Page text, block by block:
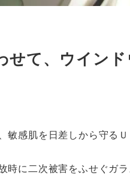
せて、ウイン
感肌を日差しから守るＵ
時に二次被害をふせぐガ